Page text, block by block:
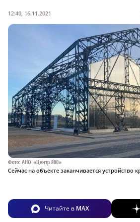
12:40, 16.11.2021
Фото: АНО «Центр 800»
Сейчас на объекте заканчивается устройство
Читайте в MAX